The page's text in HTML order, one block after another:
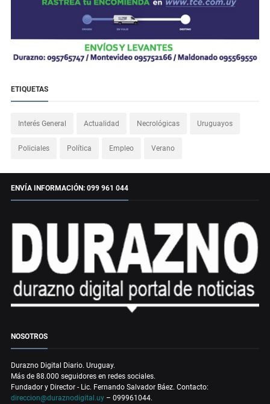
ETIQUETAS
Interés General Actualidad Necrológicas Uruguayos
Policiales Política Empleo Verano
ENVÍA INFORMACIÓN: 099 961 044
NOSOTROS
Durazno Digital Diario. Uruguay.
Más de 88.000 seguidores en redes sociales.
Fundador y Director - Lic. Fernando Salvador Báez. Contacto:
direccion@duraznodigital.uy – 099961044.